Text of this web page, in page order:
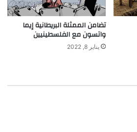
تضامن الممثلة البريطانية إيما
واتسون مع الفلسطينيين
يناير 8, 2022